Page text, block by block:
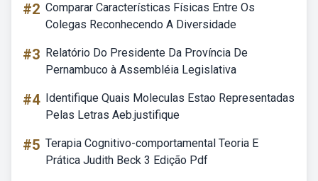
#2 Comparar Características Físicas Entre Os
Colegas Reconhecendo A Diversidade
#3 Relatório Do Presidente Da Província De
Pernambuco à Assembléia Legislativa
#4 Identifique Quais Moleculas Estao Representadas
Pelas Letras Aeb.justifique
#5 Terapia Cognitivo-comportamental Teoria E
Prática Judith Beck 3 Edição Pdf